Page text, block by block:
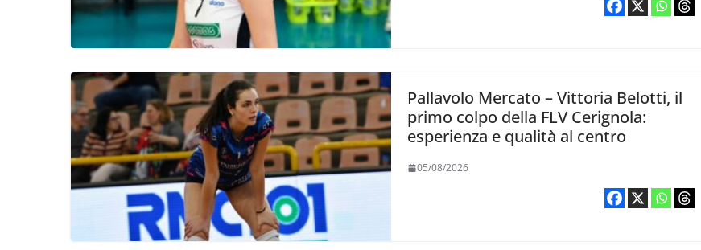
Pallavolo Mercato – Vittoria Belotti, il
primo colpo della FLV Cerignola:
esperienza e qualità al centro
05/08/2026